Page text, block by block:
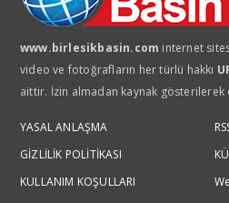
www.birlesikbasin.com internet
video ve fotoğrafların her türlü hakkı
aittir. İzin almadan kaynak
YASAL ANLAŞMA
GİZLİLİK POLİTİKASI
KULLANIM KOŞULLARI